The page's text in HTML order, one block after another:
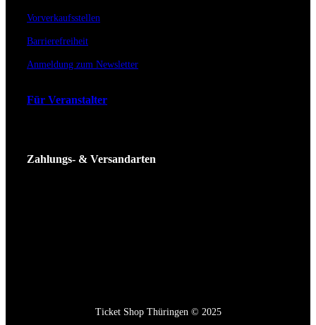
Vorverkaufsstellen
Barrierefreiheit
Anmeldung zum Newsletter
Für Veranstalter
Zahlungs- & Versandarten
Ticket Shop Thüringen © 2025